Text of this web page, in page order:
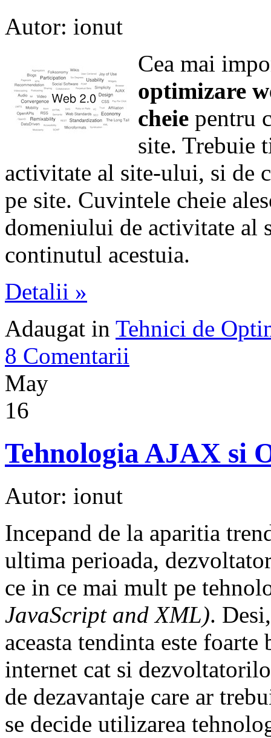
Autor: ionut
Cea mai
optimizare
cheie pentru
site. Trebuie
activitate al site-ului, si de
pe site. Cuvintele cheie
domeniului de activitate al
continutul acestuia.
Detalii »
Adaugat in Tehnici de
8 Comentarii
May
16
Tehnologia AJAX si
Autor: ionut
Incepand de la aparitia
ultima perioada,
ce in ce mai mult pe
JavaScript and XML).
aceasta tendinta este
internet cat si
de dezavantaje care ar
se decide utilizarea